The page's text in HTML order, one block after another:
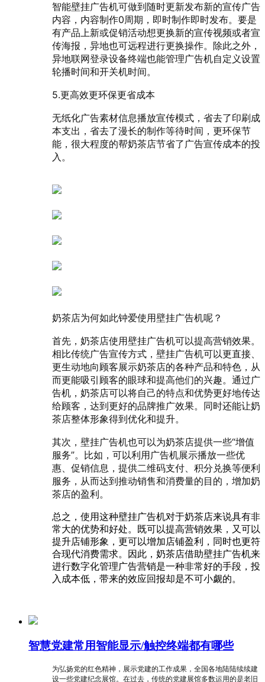
智能壁挂广告机可做到随时更新发布新的宣传广告
内容，内容制作0周期，即时制作即时发布。要是
有产品上新或促销活动想更换新的宣传视频或者宣
传海报，异地也可远程进行更换操作。除此之外，
异地联网登录设备终端也能管理广告机自定义设置
轮播时间和开关机时间。
5.更高效更环保更省成本
无纸化广告素材信息播放宣传模式，省去了印刷成
本支出，省去了漫长的制作等待时间，更环保节
能，很大程度的帮奶茶店节省了广告宣传成本的投
入。
奶茶店为何如此钟爱使用壁挂广告机呢？
首先，奶茶店使用壁挂广告机可以提高营销效果。
相比传统广告宣传方式，壁挂广告机可以更直接、
更生动地向顾客展示奶茶店的各种产品和特色，从
而更能吸引顾客的眼球和提高他们的兴趣。通过广
告机，奶茶店可以将自己的特点和优势更好地传达
给顾客，达到更好的品牌推广效果。同时还能让奶
茶店整体形象得到优化和提升。
其次，壁挂广告机也可以为奶茶店提供一些“增值
服务”。比如，可以利用广告机展示播放一些优
惠、促销信息，提供二维码支付、积分兑换等便利
服务，从而达到推动销售和消费量的目的，增加奶
茶店的盈利。
总之，使用这种壁挂广告机对于奶茶店来说具有非
常大的优势和好处。既可以提高营销效果，又可以
提升店铺形象，更可以增加店铺盈利，同时也更符
合现代消费需求。因此，奶茶店借助壁挂广告机来
进行数字化管理广告营销是一种非常好的手段，投
入成本低，带来的效应回报却是不可小觑的。
智慧党建常用智能显示/触控终端都有哪些
为弘扬党的红色精神，展示党建的工作成果，全国各地陆陆续续建
设一些党建纪念展馆。在过去，传统的党建展馆多数运用的是老旧